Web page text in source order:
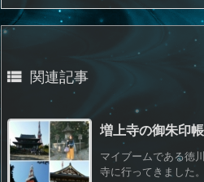
 関連記事
増上寺の御朱印帳
マイブームである徳
寺に行ってきました